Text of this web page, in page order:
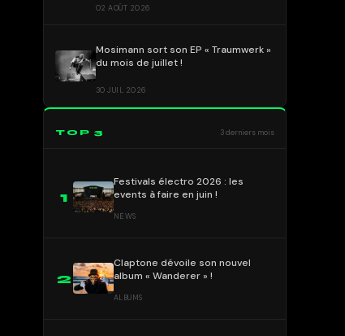
02 AOÛT 2026
Mosimann sort son EP « Traumwerk »
du mois de juillet !
30 JUIL 2026
TOP 3 3 derniers mois
1
Festivals électro 2026 : les
events à faire en juin !
NEWS
2
Claptone dévoile son nouvel
album « Wanderer » !
ALBUMS